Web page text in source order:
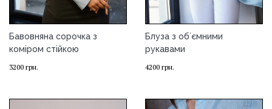
Бавовняна сорочка з
коміром стійкою
3200 грн.
Блуза з обʼємними
рукавами
4200 грн.